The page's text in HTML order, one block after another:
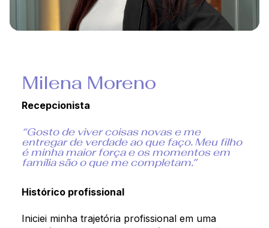
Milena Moreno
Recepcionista
“Gosto de viver coisas novas e me
entregar de verdade ao que faço. Meu filho
é minha maior força e os momentos em
família são o que me completam.”
Histórico profissional
Iniciei minha trajetória profissional em uma